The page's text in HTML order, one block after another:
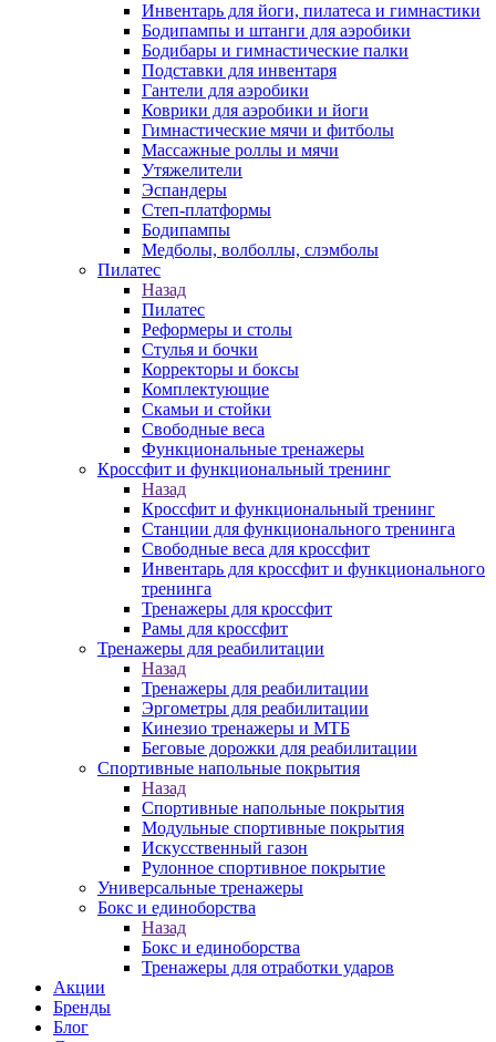
Инвентарь для йоги, пилатеса и гимнастики
Бодипампы и штанги для аэробики
Бодибары и гимнастические палки
Подставки для инвентаря
Гантели для аэробики
Коврики для аэробики и йоги
Гимнастические мячи и фитболы
Массажные роллы и мячи
Утяжелители
Эспандеры
Степ-платформы
Бодипампы
Медболы, волболлы, слэмболы
Пилатес
Назад
Пилатес
Реформеры и столы
Стулья и бочки
Корректоры и боксы
Комплектующие
Скамьи и стойки
Свободные веса
Функциональные тренажеры
Кроссфит и функциональный тренинг
Назад
Кроссфит и функциональный тренинг
Станции для функционального тренинга
Свободные веса для кроссфит
Инвентарь для кроссфит и функционального
тренинга
Тренажеры для кроссфит
Рамы для кроссфит
Тренажеры для реабилитации
Назад
Тренажеры для реабилитации
Эргометры для реабилитации
Кинезио тренажеры и МТБ
Беговые дорожки для реабилитации
Спортивные напольные покрытия
Назад
Спортивные напольные покрытия
Модульные спортивные покрытия
Искусственный газон
Рулонное спортивное покрытие
Универсальные тренажеры
Бокс и единоборства
Назад
Бокс и единоборства
Тренажеры для отработки ударов
Акции
Бренды
Блог